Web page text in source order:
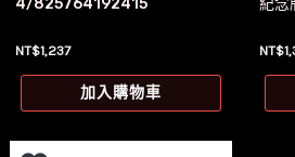
4/825764192415
NT$1,237
加入購物車
紀
NT$